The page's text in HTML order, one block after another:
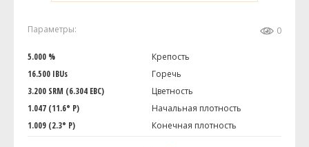
Параметры: 0
5.000 %
Крепость
16.500 IBUs
Горечь
3.200 SRM (6.304 EBC)
Цветность
1.047 (11.6° P)
Начальная плотность
1.009 (2.3° P)
Конечная плотность